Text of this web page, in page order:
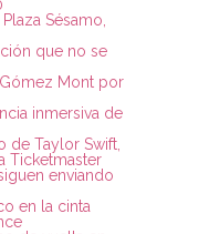
Sésamo,
que no se
Mont por
inmersiva de
de Taylor Swift,
Ticketmaster
enviando
en la cinta